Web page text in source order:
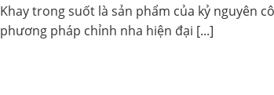
Khay trong suốt là sản phẩm của kỷ nguyên
phương pháp chỉnh nha hiện đại [...]